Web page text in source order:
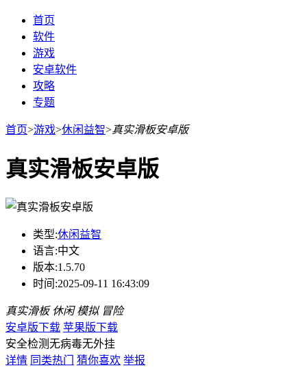
首页
软件
游戏
安卓软件
攻略
专题
首页>游戏>休闲益智>真实滑板安卓版
真实滑板安卓版
类型:休闲益智
语言:中文
版本:1.5.70
时间:2025-09-11 16:43:09
真实滑板 休闲 模拟 冒险
安卓版下载 苹果版下载
安全检测无病毒无外挂
详情 同类热门 猜你喜欢 举报